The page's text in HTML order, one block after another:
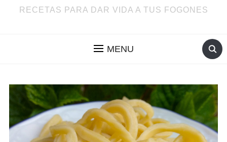
RECETAS PARA DAR VIDA A TUS FOGONES
MENU